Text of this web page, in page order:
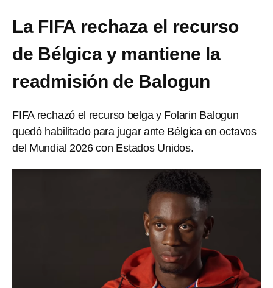
La FIFA rechaza el recurso
de Bélgica y mantiene la
readmisión de Balogun
FIFA rechazó el recurso belga y Folarin Balogun
quedó habilitado para jugar ante Bélgica en octavos
del Mundial 2026 con Estados Unidos.